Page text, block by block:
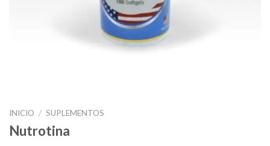
INICIO / SUPLEMENTOS
Nutrotina